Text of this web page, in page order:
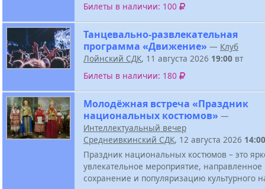
Билеты в наличии: 100
Танцевально-развлекательная
программа «Движение» — Клуб
Лойнский СДК, 11 августа 2026 19:00 вт
Билеты в наличии: 180
Молодёжная встреча «Праздник
национальных костюмов» —
Интеллектуальный вечер
Среднеивкинский СДК, 12 августа 2026 14:00
Праздник национальных костюмов – это
увлекательное мероприятие, направленное
сохранение и популяризацию культурного